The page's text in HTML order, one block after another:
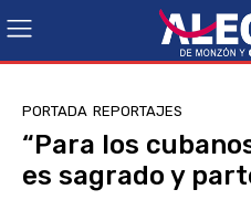
PORTADA REPORTAJES
“Para los
es sagrado y